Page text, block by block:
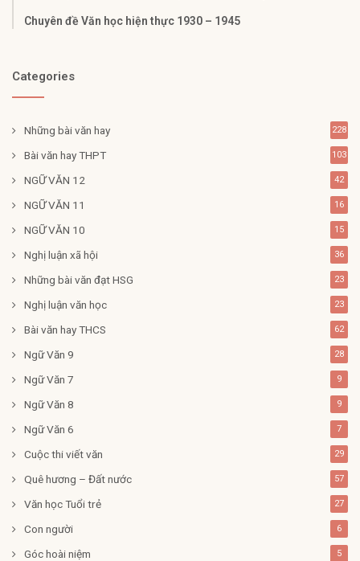
Chuyên đề Văn học hiện thực 1930 – 1945
Categories
Những bài văn hay 228
Bài văn hay THPT 103
NGỮ VĂN 12 42
NGỮ VĂN 11 16
NGỮ VĂN 10 15
Nghị luận xã hội 36
Những bài văn đạt HSG 23
Nghị luận văn học 23
Bài văn hay THCS 62
Ngữ Văn 9 28
Ngữ Văn 7 9
Ngữ Văn 8 9
Ngữ Văn 6 7
Cuộc thi viết văn 29
Quê hương – Đất nước 57
Văn học Tuổi trẻ 27
Con người 6
Góc hoài niệm 5